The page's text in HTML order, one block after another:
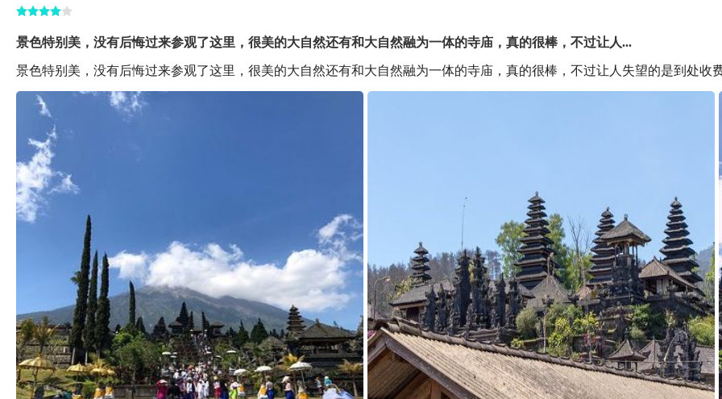
景色特别美，没有后悔过来参观了这里，很美的大自然还有和大自然融为一体的寺庙，真的很棒，不过让人...
景色特别美，没有后悔过来参观了这里，很美的大自然还有和大自然融为一体的寺庙，真的很棒，不过让人失望的是到处收